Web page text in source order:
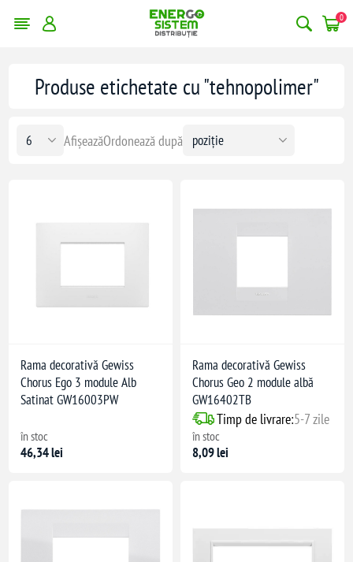
0
Produse etichetate cu "tehnopolimer"
Ordonează după
Afișează
Rama decorativă Gewiss
Chorus Ego 3 module Alb
Satinat GW16003PW
în stoc
46,34 lei
Rama decorativă Gewiss
Chorus Geo 2 module albă
GW16402TB
Timp de livrare:5-7 zile
în stoc
8,09 lei